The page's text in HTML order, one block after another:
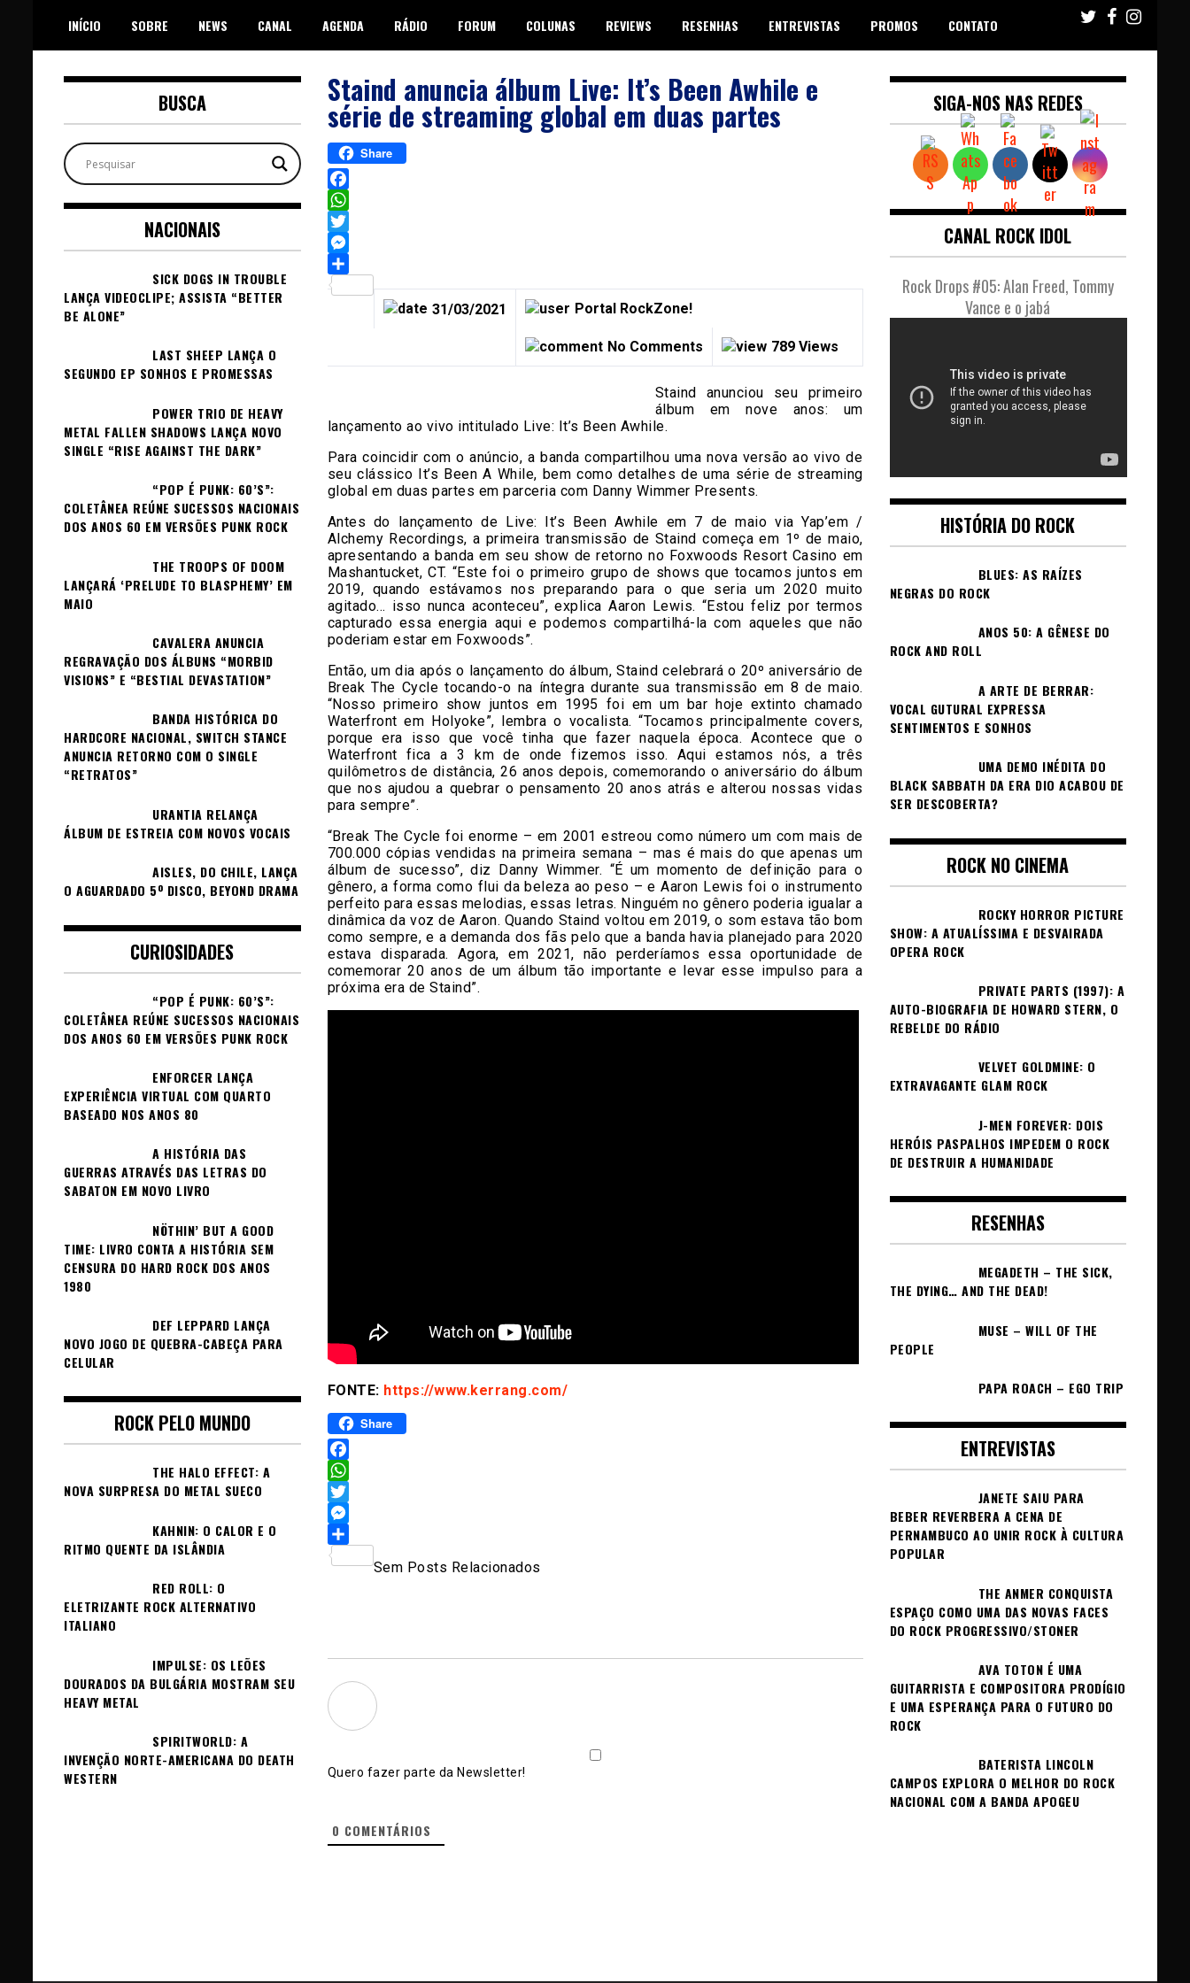
content
INÍCIO SOBRE NEWS CANAL AGENDA RÁDIO FORUM COLUNAS REVIEWS RESENHAS ENTREVISTAS PROMOS CONTATO
Staind anuncia álbum Live: It’s Been Awhile e
série de streaming global em duas partes
Share
Facebook
WhatsApp
Twitter
Messenger
Share
31/03/2021 Portal RockZone!
No Comments 789 Views
Staind anunciou seu primeiro
álbum em nove anos: um
lançamento ao vivo intitulado Live: It’s Been Awhile.
Para coincidir com o anúncio, a banda compartilhou uma nova versão ao vivo de
seu clássico It’s Been A While, bem como detalhes de uma série de streaming
global em duas partes em parceria com Danny Wimmer Presents.
Antes do lançamento de Live: It’s Been Awhile em 7 de maio via Yap’em /
Alchemy Recordings, a primeira transmissão de Staind começa em 1º de maio,
apresentando a banda em seu show de retorno no Foxwoods Resort Casino em
Mashantucket, CT. “Este foi o primeiro grupo de shows que tocamos juntos em
2019, quando estávamos nos preparando para o que seria um 2020 muito
agitado… isso nunca aconteceu”, explica Aaron Lewis. “Estou feliz por termos
capturado essa energia aqui e podemos compartilhá-la com aqueles que não
poderiam estar em Foxwoods”.
Então, um dia após o lançamento do álbum, Staind celebrará o 20º aniversário de
Break The Cycle tocando-o na íntegra durante sua transmissão em 8 de maio.
“Nosso primeiro show juntos em 1995 foi em um bar hoje extinto chamado
Waterfront em Holyoke”, lembra o vocalista. “Tocamos principalmente covers,
porque era isso que você tinha que fazer naquela época. Acontece que o
Waterfront fica a 3 km de onde fizemos isso. Aqui estamos nós, a três
quilômetros de distância, 26 anos depois, comemorando o aniversário do álbum
que nos ajudou a quebrar o pensamento 20 anos atrás e alterou nossas vidas
para sempre”.
“Break The Cycle foi enorme – em 2001 estreou como número um com mais de
700.000 cópias vendidas na primeira semana – mas é mais do que apenas um
álbum de sucesso”, diz Danny Wimmer. “É um momento de definição para o
gênero, a forma como flui da beleza ao peso – e Aaron Lewis foi o instrumento
perfeito para essas melodias, essas letras. Ninguém no gênero poderia igualar a
dinâmica da voz de Aaron. Quando Staind voltou em 2019, o som estava tão bom
como sempre, e a demanda dos fãs pelo que a banda havia planejado para 2020
estava disparada. Agora, em 2021, não perderíamos essa oportunidade de
comemorar 20 anos de um álbum tão importante e levar esse impulso para a
próxima era de Staind”.
FONTE: https://www.kerrang.com/
Share
Facebook
WhatsApp
Twitter
Messenger
Sem Posts Relacionados
Quero fazer parte da Newsletter!
0 COMENTÁRIOS
BUSCA
NACIONAIS
SICK DOGS IN TROUBLE
LANÇA VIDEOCLIPE; ASSISTA “BETTER
BE ALONE”
LAST SHEEP LANÇA O
SEGUNDO EP SONHOS E PROMESSAS
POWER TRIO DE HEAVY
METAL FALLEN SHADOWS LANÇA NOVO
SINGLE “RISE AGAINST THE DARK”
“POP É PUNK: 60’S”:
COLETÂNEA REÚNE SUCESSOS NACIONAIS
DOS ANOS 60 EM VERSÕES PUNK ROCK
THE TROOPS OF DOOM
LANÇARÁ ‘PRELUDE TO BLASPHEMY’ EM
MAIO
CAVALERA ANUNCIA
REGRAVAÇÃO DOS ÁLBUNS “MORBID
VISIONS” E “BESTIAL DEVASTATION”
BANDA HISTÓRICA DO
HARDCORE NACIONAL, SWITCH STANCE
ANUNCIA RETORNO COM O SINGLE
“RETRATOS”
URANTIA RELANÇA
ÁLBUM DE ESTREIA COM NOVOS VOCAIS
AISLES, DO CHILE, LANÇA
O AGUARDADO 5º DISCO, BEYOND DRAMA
CURIOSIDADES
“POP É PUNK: 60’S”:
COLETÂNEA REÚNE SUCESSOS NACIONAIS
DOS ANOS 60 EM VERSÕES PUNK ROCK
ENFORCER LANÇA
EXPERIÊNCIA VIRTUAL COM QUARTO
BASEADO NOS ANOS 80
A HISTÓRIA DAS
GUERRAS ATRAVÉS DAS LETRAS DO
SABATON EM NOVO LIVRO
NÖTHIN’ BUT A GOOD
TIME: LIVRO CONTA A HISTÓRIA SEM
CENSURA DO HARD ROCK DOS ANOS
1980
DEF LEPPARD LANÇA
NOVO JOGO DE QUEBRA-CABEÇA PARA
CELULAR
ROCK PELO MUNDO
THE HALO EFFECT: A
NOVA SURPRESA DO METAL SUECO
KAHNIN: O CALOR E O
RITMO QUENTE DA ISLÂNDIA
RED ROLL: O
ELETRIZANTE ROCK ALTERNATIVO
ITALIANO
IMPULSE: OS LEÕES
DOURADOS DA BULGÁRIA MOSTRAM SEU
HEAVY METAL
SPIRITWORLD: A
INVENÇÃO NORTE-AMERICANA DO DEATH
WESTERN
SIGA-NOS NAS REDES
CANAL ROCK IDOL
Rock Drops #05: Alan Freed, Tommy
Vance e o jabá
HISTÓRIA DO ROCK
BLUES: AS RAÍZES
NEGRAS DO ROCK
ANOS 50: A GÊNESE DO
ROCK AND ROLL
A ARTE DE BERRAR:
VOCAL GUTURAL EXPRESSA
SENTIMENTOS E SONHOS
UMA DEMO INÉDITA DO
BLACK SABBATH DA ERA DIO ACABOU DE
SER DESCOBERTA?
ROCK NO CINEMA
ROCKY HORROR PICTURE
SHOW: A ATUALÍSSIMA E DESVAIRADA
OPERA ROCK
PRIVATE PARTS (1997): A
AUTO-BIOGRAFIA DE HOWARD STERN, O
REBELDE DO RÁDIO
VELVET GOLDMINE: O
EXTRAVAGANTE GLAM ROCK
J-MEN FOREVER: DOIS
HERÓIS PASPALHOS IMPEDEM O ROCK
DE DESTRUIR A HUMANIDADE
RESENHAS
MEGADETH – THE SICK,
THE DYING… AND THE DEAD!
MUSE – WILL OF THE
PEOPLE
PAPA ROACH – EGO TRIP
ENTREVISTAS
JANETE SAIU PARA
BEBER REVERBERA A CENA DE
PERNAMBUCO AO UNIR ROCK À CULTURA
POPULAR
THE ANMER CONQUISTA
ESPAÇO COMO UMA DAS NOVAS FACES
DO ROCK PROGRESSIVO/STONER
AVA TOTON É UMA
GUITARRISTA E COMPOSITORA PRODÍGIO
E UMA ESPERANÇA PARA O FUTURO DO
ROCK
BATERISTA LINCOLN
CAMPOS EXPLORA O MELHOR DO ROCK
NACIONAL COM A BANDA APOGEU